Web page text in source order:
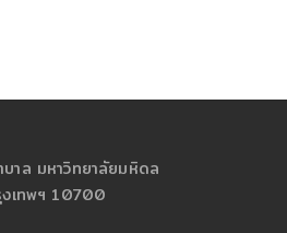
าล มหาวิทยาลัยมหิดล
งเทพฯ 10700